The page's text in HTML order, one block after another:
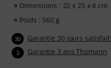
Dimensions : 22 x 25 x 8 cm
Poids : 560 g
30 Garantie 30 jours
3 Garantie 3 ans Thomann